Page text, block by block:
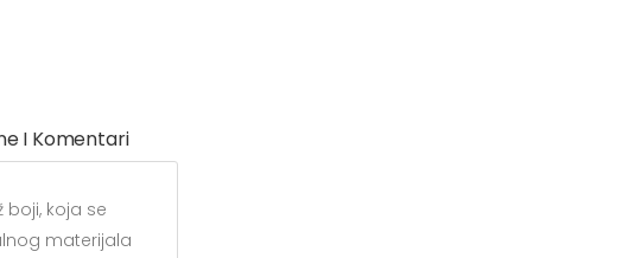
I Komentari
boji, koja se
materijala